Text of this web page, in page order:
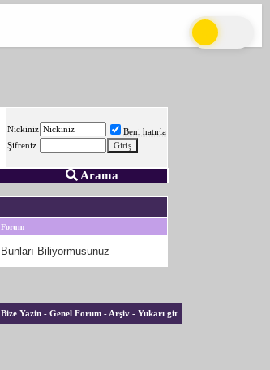
Nickiniz
Beni hatırla
Şifreniz
Arama
Forum
Bunları Biliyormusunuz
Bize Yazin- Genel Forum- Arşiv- Yukarı git